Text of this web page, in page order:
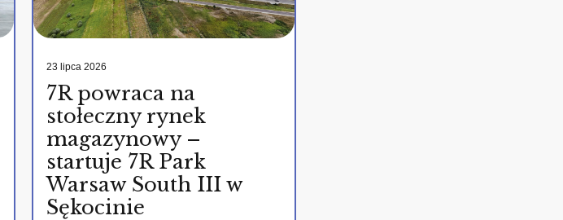
23 lipca 2026
7R powraca na
stołeczny rynek
magazynowy –
startuje 7R Park
Warsaw South III w
Sękocinie